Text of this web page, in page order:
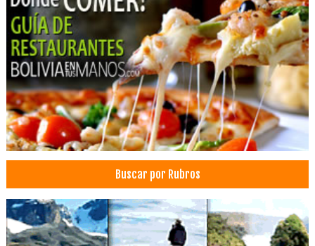
Cilindros
Cilindros de oxígeno
Extintores, Venta de Equipos
Extintores
Equipos Industriales
Generadores de oxígeno
Gases Médicos
Instalación, distribución de gases medicinales
Oxígeno: Venta, Servicios, Equipos
Tubos de oxígeno
Médicos Gastroenterólogos
Blanqueamiento Dental
Buscar por Rubros